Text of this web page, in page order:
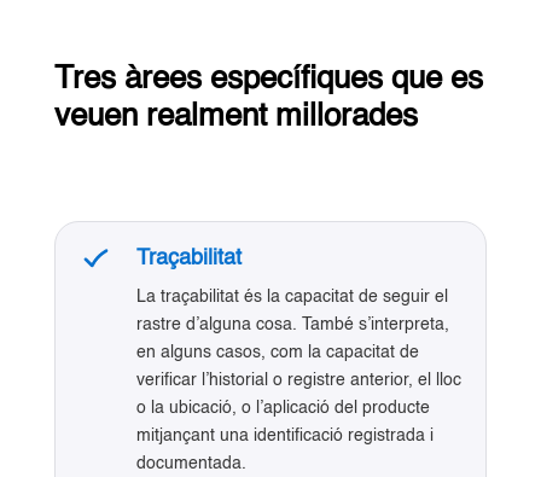
Tres àrees específiques que es
veuen realment millorades
Traçabilitat
La traçabilitat és la capacitat de seguir el
rastre d’alguna cosa. També s’interpreta,
en alguns casos, com la capacitat de
verificar l’historial o registre anterior, el lloc
o la ubicació, o l’aplicació del producte
mitjançant una identificació registrada i
documentada.